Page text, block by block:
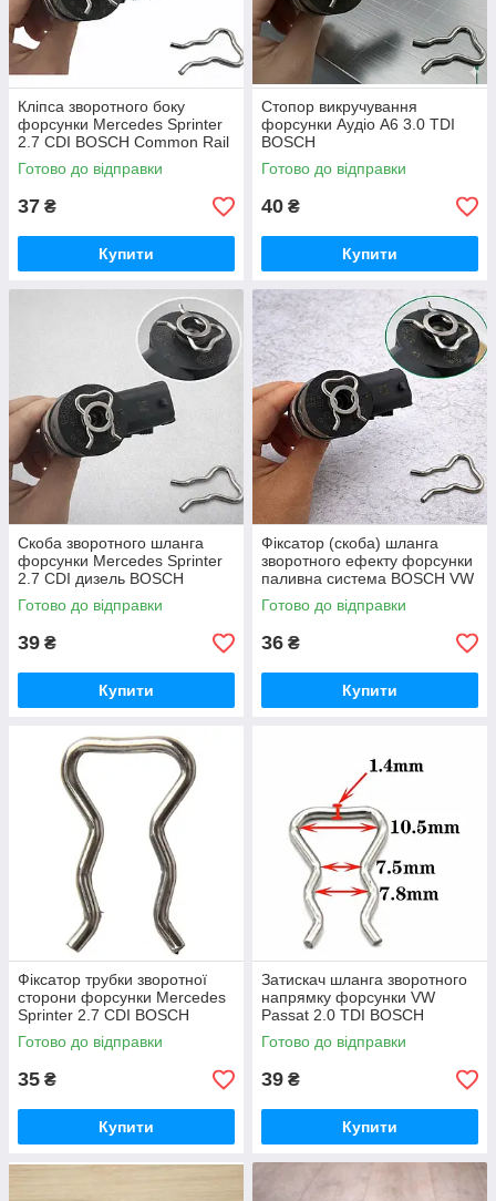
Кліпса зворотного боку
форсунки Mercedes Sprinter
2.7 CDI BOSCH Common Rail
OE F00VC22003
Готово до відправки
37 ₴
Купити
Стопор викручування
форсунки Аудіо A6 3.0 TDI
BOSCH
Готово до відправки
40 ₴
Купити
Скоба зворотного шланга
форсунки Mercedes Sprinter
2.7 CDI дизель BOSCH
Готово до відправки
39 ₴
Купити
Фіксатор (скоба) шланга
зворотного ефекту форсунки
паливна система BOSCH VW
Passat 2.0 TDI OE
F00VC22003
Готово до відправки
36 ₴
Купити
Фіксатор трубки зворотної
сторони форсунки Mercedes
Sprinter 2.7 CDI BOSCH
Common Rail
Готово до відправки
35 ₴
Купити
Затискач шланга зворотного
напрямку форсунки VW
Passat 2.0 TDI BOSCH
Common Rail
Готово до відправки
39 ₴
Купити